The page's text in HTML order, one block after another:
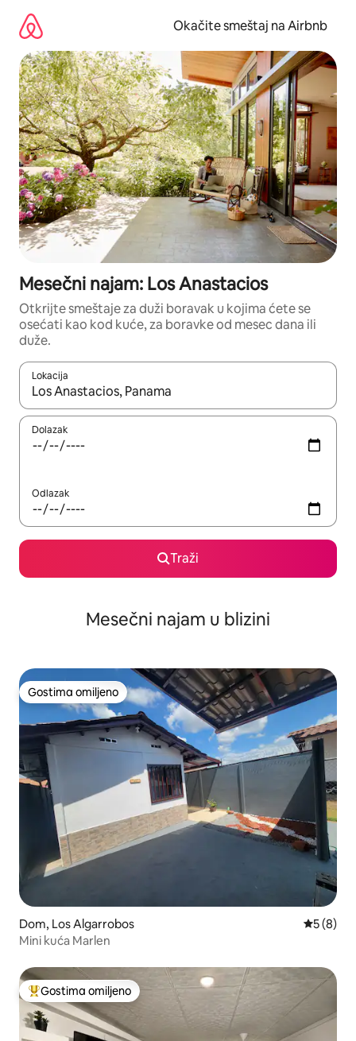
sadržaj
Okačite smeštaj na Airbnb
Mesečni najam: Los Anastacios
Otkrijte smeštaje za duži boravak u kojima ćete se
osećati kao kod kuće, za boravke od mesec dana ili
duže.
Lokacija
Kad su rezultati dostupni, možete da se krećete kroz njih
Dolazak
Odlazak
Traži
Mesečni najam u blizini
Gostima omiljeno
Gostima omiljeno
Dom, Los Algarrobos
5 (8)
Mini kuća Marlen
Najuspešniji među gostima omiljenim
Gostima omiljeno